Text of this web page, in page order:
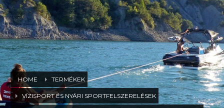
HOME TERMÉKEK
VÍZISPORT ÉS NYÁRI SPORTFELSZERELÉSEK